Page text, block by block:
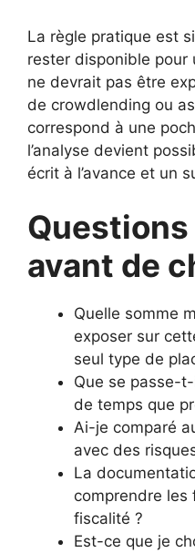
La règle pratique est
rester disponible pour
ne devrait pas être
de crowdlending ou
correspond à une
l’analyse devient
écrit à l’avance et un
Questions
avant de
Quelle somme
exposer sur
seul type de
Que se passe-
de temps que
Ai-je comparé
avec des
La
comprendre les
fiscalité ?
Est-ce que je